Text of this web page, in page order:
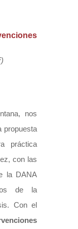
nos
propuesta
práctica
con las
la DANA
de la
Con el